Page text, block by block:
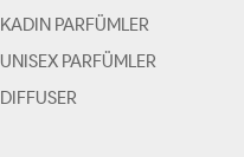
KADIN PARFÜMLER
UNISEX PARFÜMLER
DIFFUSER